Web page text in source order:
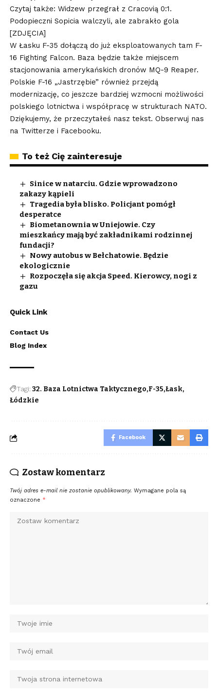
Czytaj także: Widzew przegrał z Cracovią 0:1.
Podopieczni Sopicia walczyli, ale zabrakło gola
[ZDJĘCIA]
W Łasku F-35 dołączą do już eksploatowanych tam F-
16 Fighting Falcon. Baza będzie także miejscem
stacjonowania amerykańskich dronów MQ-9 Reaper.
Polskie F-16 „Jastrzębie” również przejdą
modernizację, co jeszcze bardziej wzmocni możliwości
polskiego lotnictwa i współpracę w strukturach NATO.
Dziękujemy, że przeczytałeś nasz tekst. Obserwuj nas
na Twitterze i Facebooku.
To też Cię zainteresuje
Sinice w natarciu. Gdzie wprowadzono
zakazy kąpieli
Tragedia była blisko. Policjant pomógł
desperatce
Biometanownia w Uniejowie. Czy
mieszkańcy mają być zakładnikami rodzinnej
fundacji?
Nowy autobus w Bełchatowie. Będzie
ekologicznie
Rozpoczęła się akcja Speed. Kierowcy, nogi z
gazu
Quick Link
Contact Us
Blog Index
Tagi:32. Baza Lotnictwa Taktycznego F-35 Łask
Łódzkie
Facebook
Zostaw komentarz
Twój adres e-mail nie zostanie opublikowany. Wymagane pola są
oznaczone *